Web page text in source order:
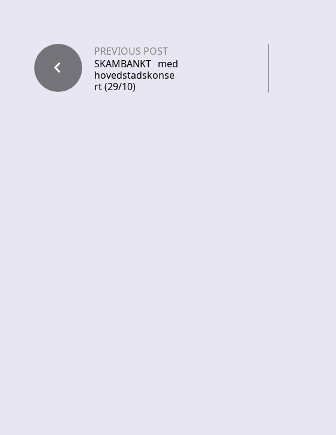
PREVIOUS POST
SKAMBANKT med
hovedstadskonse
rt (29/10)